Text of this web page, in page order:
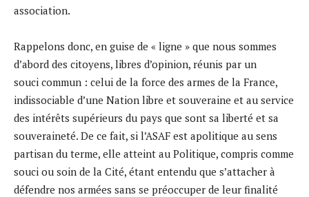
association.
Rappelons donc, en guise de « ligne » que nous sommes
d’abord des citoyens, libres d’opinion, réunis par un
souci commun : celui de la force des armes de la France,
indissociable d’une Nation libre et souveraine et au service
des intérêts supérieurs du pays que sont sa liberté et sa
souveraineté. De ce fait, si l’ASAF est apolitique au sens
partisan du terme, elle atteint au Politique, compris comme
souci ou soin de la Cité, étant entendu que s’attacher à
défendre nos armées sans se préoccuper de leur finalité